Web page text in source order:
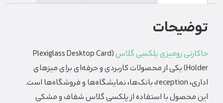
توضیحات
جاکارتی رومیزی پلکسی گلاس (Plexiglass Desktop Card
Holder) یکی از محصولات کاربردی و حرفه‌ای برای میزهای
اداری، reception، بانک‌ها، نمایشگاه‌ها و فروشگاه‌ها است.
این محصول با استفاده از پلکسی گلاس شفاف و مشکی